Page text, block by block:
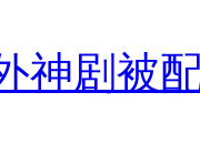
神剧被